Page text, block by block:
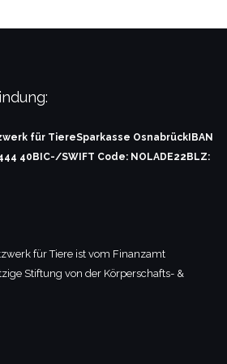
für TiereSparkasse Osnabrück IBAN
40 BIC-/SWIFT Code: NOLADE22 BLZ:
für Tiere ist vom Finanzamt
Stiftung von der Körperschafts- &